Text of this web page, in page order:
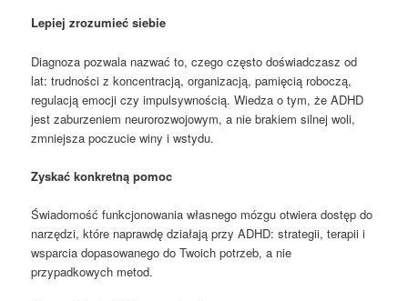
Lepiej zrozumieć siebie
Diagnoza pozwala nazwać to, czego często doświadczasz od
lat: trudności z koncentracją, organizacją, pamięcią roboczą,
regulacją emocji czy impulsywnością. Wiedza o tym, że ADHD
jest zaburzeniem neurorozwojowym, a nie brakiem silnej woli,
zmniejsza poczucie winy i wstydu.
Zyskać konkretną pomoc
Świadomość funkcjonowania własnego mózgu otwiera dostęp do
narzędzi, które naprawdę działają przy ADHD: strategii, terapii i
wsparcia dopasowanego do Twoich potrzeb, a nie
przypadkowych metod.